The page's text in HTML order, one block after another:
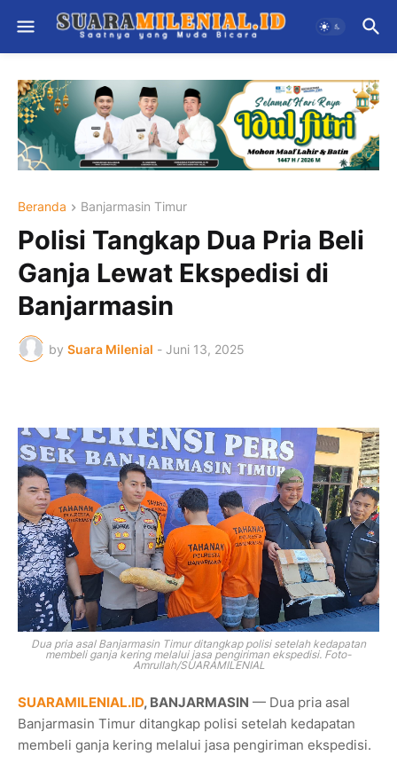
Beranda Banjarmasin Timur
Polisi Tangkap Dua Pria Beli
Ganja Lewat Ekspedisi di
Banjarmasin
by Suara Milenial - Juni 13, 2025
Dua pria asal Banjarmasin Timur ditangkap polisi setelah kedapatan
membeli ganja kering melalui jasa pengiriman ekspedisi. Foto-
Amrullah/SUARAMILENIAL
SUARAMILENIAL.ID, BANJARMASIN — Dua pria asal
Banjarmasin Timur ditangkap polisi setelah kedapatan
membeli ganja kering melalui jasa pengiriman ekspedisi.